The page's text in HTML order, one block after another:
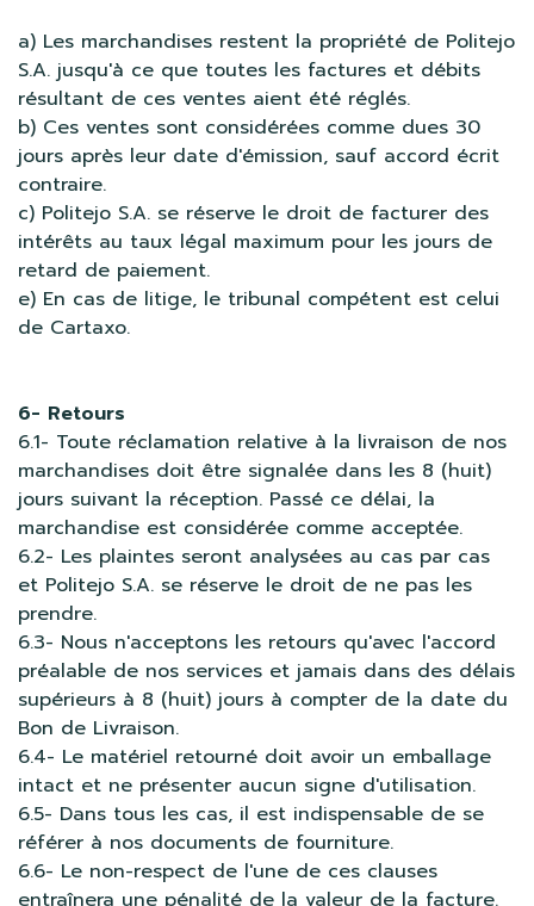
a) Les marchandises restent la propriété de Politejo
S.A. jusqu'à ce que toutes les factures et débits
résultant de ces ventes aient été réglés.
b) Ces ventes sont considérées comme dues 30
jours après leur date d'émission, sauf accord écrit
contraire.
c) Politejo S.A. se réserve le droit de facturer des
intérêts au taux légal maximum pour les jours de
retard de paiement.
e) En cas de litige, le tribunal compétent est celui
de Cartaxo.
6- Retours
6.1- Toute réclamation relative à la livraison de nos
marchandises doit être signalée dans les 8 (huit)
jours suivant la réception. Passé ce délai, la
marchandise est considérée comme acceptée.
6.2- Les plaintes seront analysées au cas par cas
et Politejo S.A. se réserve le droit de ne pas les
prendre.
6.3- Nous n'acceptons les retours qu'avec l'accord
préalable de nos services et jamais dans des délais
supérieurs à 8 (huit) jours à compter de la date du
Bon de Livraison.
6.4- Le matériel retourné doit avoir un emballage
intact et ne présenter aucun signe d'utilisation.
6.5- Dans tous les cas, il est indispensable de se
référer à nos documents de fourniture.
6.6- Le non-respect de l'une de ces clauses
entraînera une pénalité de la valeur de la facture.